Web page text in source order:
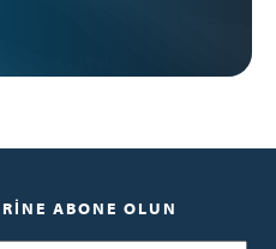
ABONE OLUN